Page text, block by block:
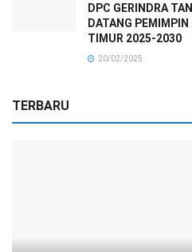
DPC GERINDRA
DATANG
TIMUR 2025-2030
20/02/2025
TERBARU